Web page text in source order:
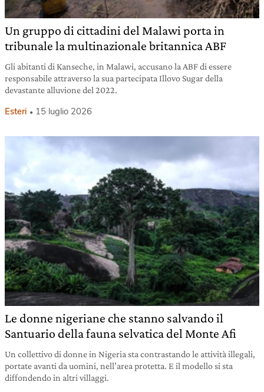
Un gruppo di cittadini del Malawi porta in
tribunale la multinazionale britannica ABF
Gli abitanti di Kanseche, in Malawi, accusano la ABF di essere
responsabile attraverso la sua partecipata Illovo Sugar della
devastante alluvione del 2022.
Esteri 15 luglio 2026
Le donne nigeriane che stanno salvando il
Santuario della fauna selvatica del Monte Afi
Un collettivo di donne in Nigeria sta contrastando le attività illegali,
portate avanti da uomini, nell’area protetta. E il modello si sta
diffondendo in altri villaggi.